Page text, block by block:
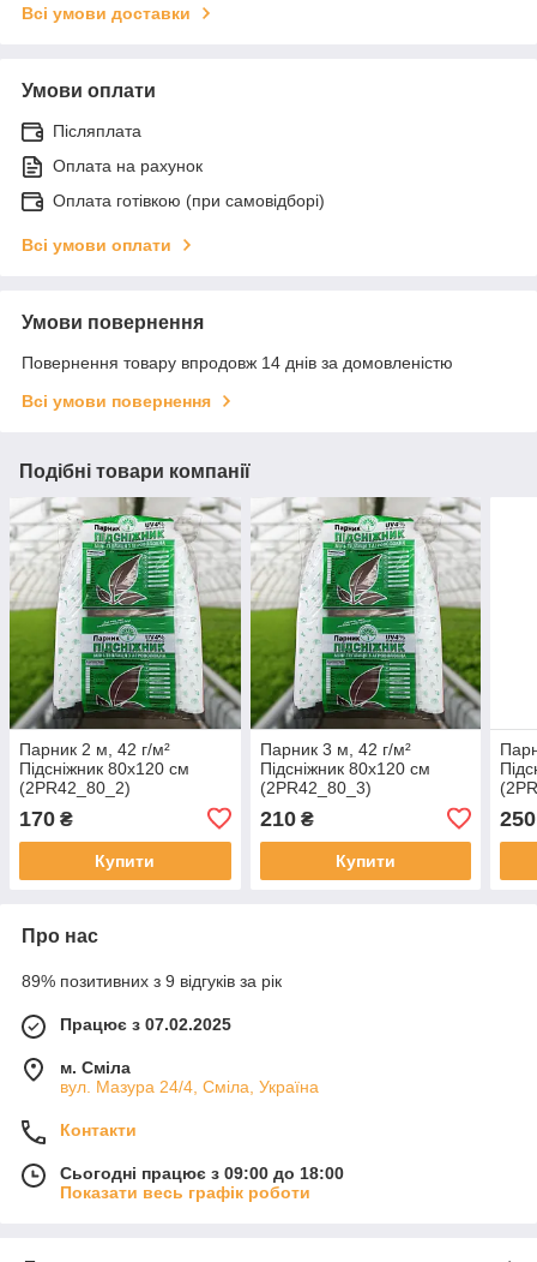
Всі умови доставки
Умови оплати
Післяплата
Оплата на рахунок
Оплата готівкою (при самовідборі)
Всі умови оплати
Умови повернення
Повернення товару впродовж 14 днів за домовленістю
Всі умови повернення
Подібні товари компанії
Парник 2 м, 42 г/м²
Підсніжник 80х120 см
(2PR42_80_2)
170 ₴
Купити
Парник 3 м, 42 г/м²
Підсніжник 80х120 см
(2PR42_80_3)
210₴
Купити
250
Про нас
89% позитивних з 9 відгуків за рік
Працює з 07.02.2025
м. Сміла
вул. Мазура 24/4, Сміла, Україна
Контакти
Сьогодні працює з 09:00 до 18:00
Показати весь графік роботи